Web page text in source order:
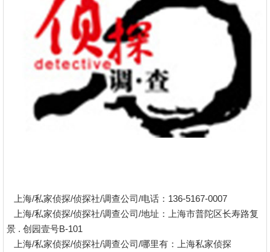
上海/私家侦探/侦探社/调查公司/电话：136-5167-0007
上海/私家侦探/侦探社/调查公司/地址：上海市普陀区长寿路复
景 . 创园壹号B-101
上海/私家侦探/侦探社/调查公司/哪里有：上海私家侦探